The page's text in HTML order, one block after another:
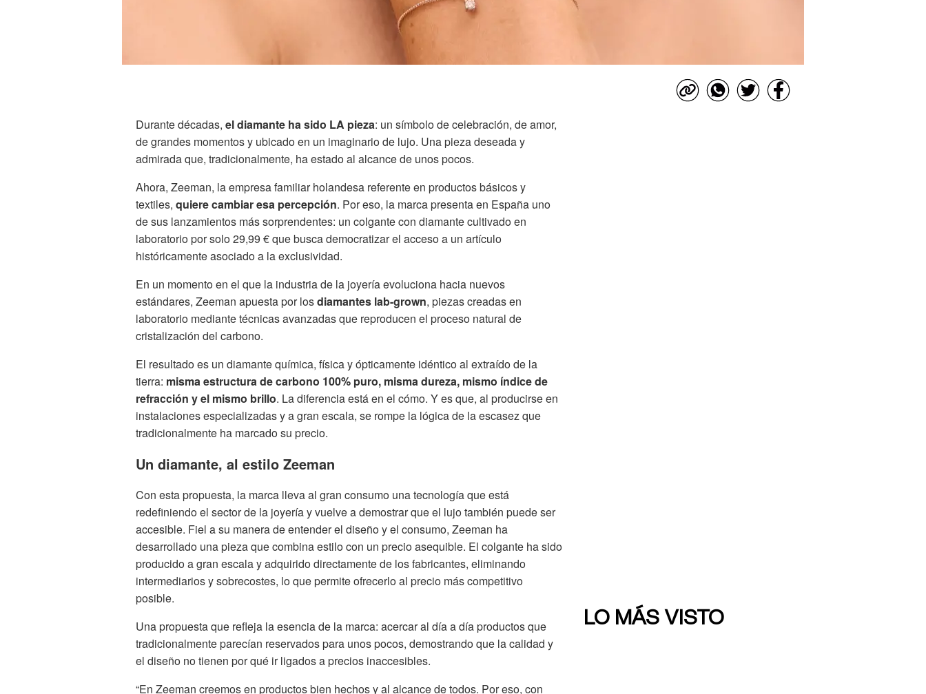
Durante décadas, el diamante ha sido LA pieza: un símbolo de celebración, de amor,
de grandes momentos y ubicado en un imaginario de lujo. Una pieza deseada y
admirada que, tradicionalmente, ha estado al alcance de unos pocos.
Ahora, Zeeman, la empresa familiar holandesa referente en productos básicos y
textiles, quiere cambiar esa percepción. Por eso, la marca presenta en España uno
de sus lanzamientos más sorprendentes: un colgante con diamante cultivado en
laboratorio por solo 29,99 € que busca democratizar el acceso a un artículo
históricamente asociado a la exclusividad.
En un momento en el que la industria de la joyería evoluciona hacia nuevos
estándares, Zeeman apuesta por losdiamantes lab-grown, piezas creadas en
laboratorio mediante técnicas avanzadas que reproducen el proceso natural de
cristalización del carbono.
El resultado es un diamante química, física y ópticamente idéntico al extraído de la
tierra: misma estructura de carbono 100% puro, misma dureza, mismo índice de
refracción y el mismo brillo. La diferencia está en el cómo. Y es que, al producirse en
instalaciones especializadas y a gran escala, se rompe la lógica de la escasez que
tradicionalmente ha marcado su precio.
Un diamante, al estilo Zeeman
Con esta propuesta, la marca lleva al gran consumo una tecnología que está
redefiniendo el sector de la joyería y vuelve a demostrar que el lujo también puede ser
accesible. Fiel a su manera de entender el diseño y el consumo, Zeeman ha
desarrollado una pieza que combina estilo con un precio asequible. El colgante ha sido
producido a gran escala y adquirido directamente de los fabricantes, eliminando
intermediarios y sobrecostes, lo que permite ofrecerlo al precio más competitivo
posible.
Una propuesta que refleja la esencia de la marca: acercar al día a día productos que
tradicionalmente parecían reservados para unos pocos, demostrando que la calidad y
el diseño no tienen por qué ir ligados a precios inaccesibles.
“En Zeeman creemos en productos bien hechos y al alcance de todos. Por eso, con
LO MÁS VISTO